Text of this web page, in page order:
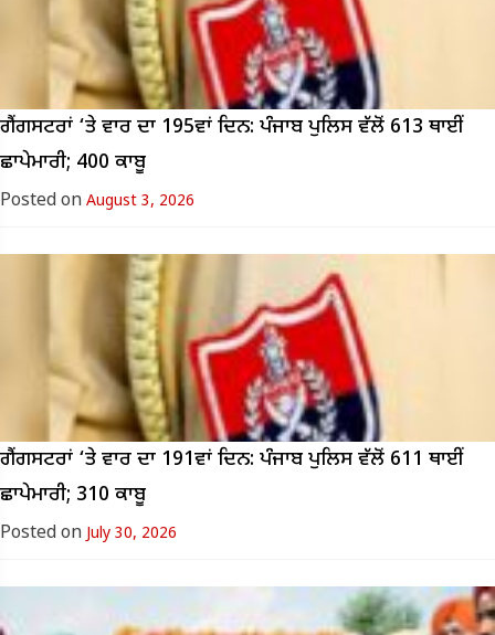
ਗੈਂਗਸਟਰਾਂ ‘ਤੇ ਵਾਰ ਦਾ 195ਵਾਂ ਦਿਨ: ਪੰਜਾਬ ਪੁਲਿਸ ਵੱਲੋਂ 613 ਥਾਈਂ
ਛਾਪੇਮਾਰੀ; 400 ਕਾਬੂ
Posted on August 3, 2026
ਗੈਂਗਸਟਰਾਂ ‘ਤੇ ਵਾਰ ਦਾ 191ਵਾਂ ਦਿਨ: ਪੰਜਾਬ ਪੁਲਿਸ ਵੱਲੋਂ 611 ਥਾਈਂ
ਛਾਪੇਮਾਰੀ; 310 ਕਾਬੂ
Posted on July 30, 2026